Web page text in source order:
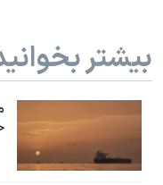
بیشتر